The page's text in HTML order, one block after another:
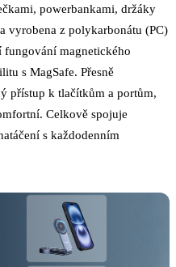
powerbankami, držáky
vyrobena z polykarbonátu (PC)
magnetického
s MagSafe. Přesně
přístup k tlačítkům a portům,
Celkově spojuje
s každodenním